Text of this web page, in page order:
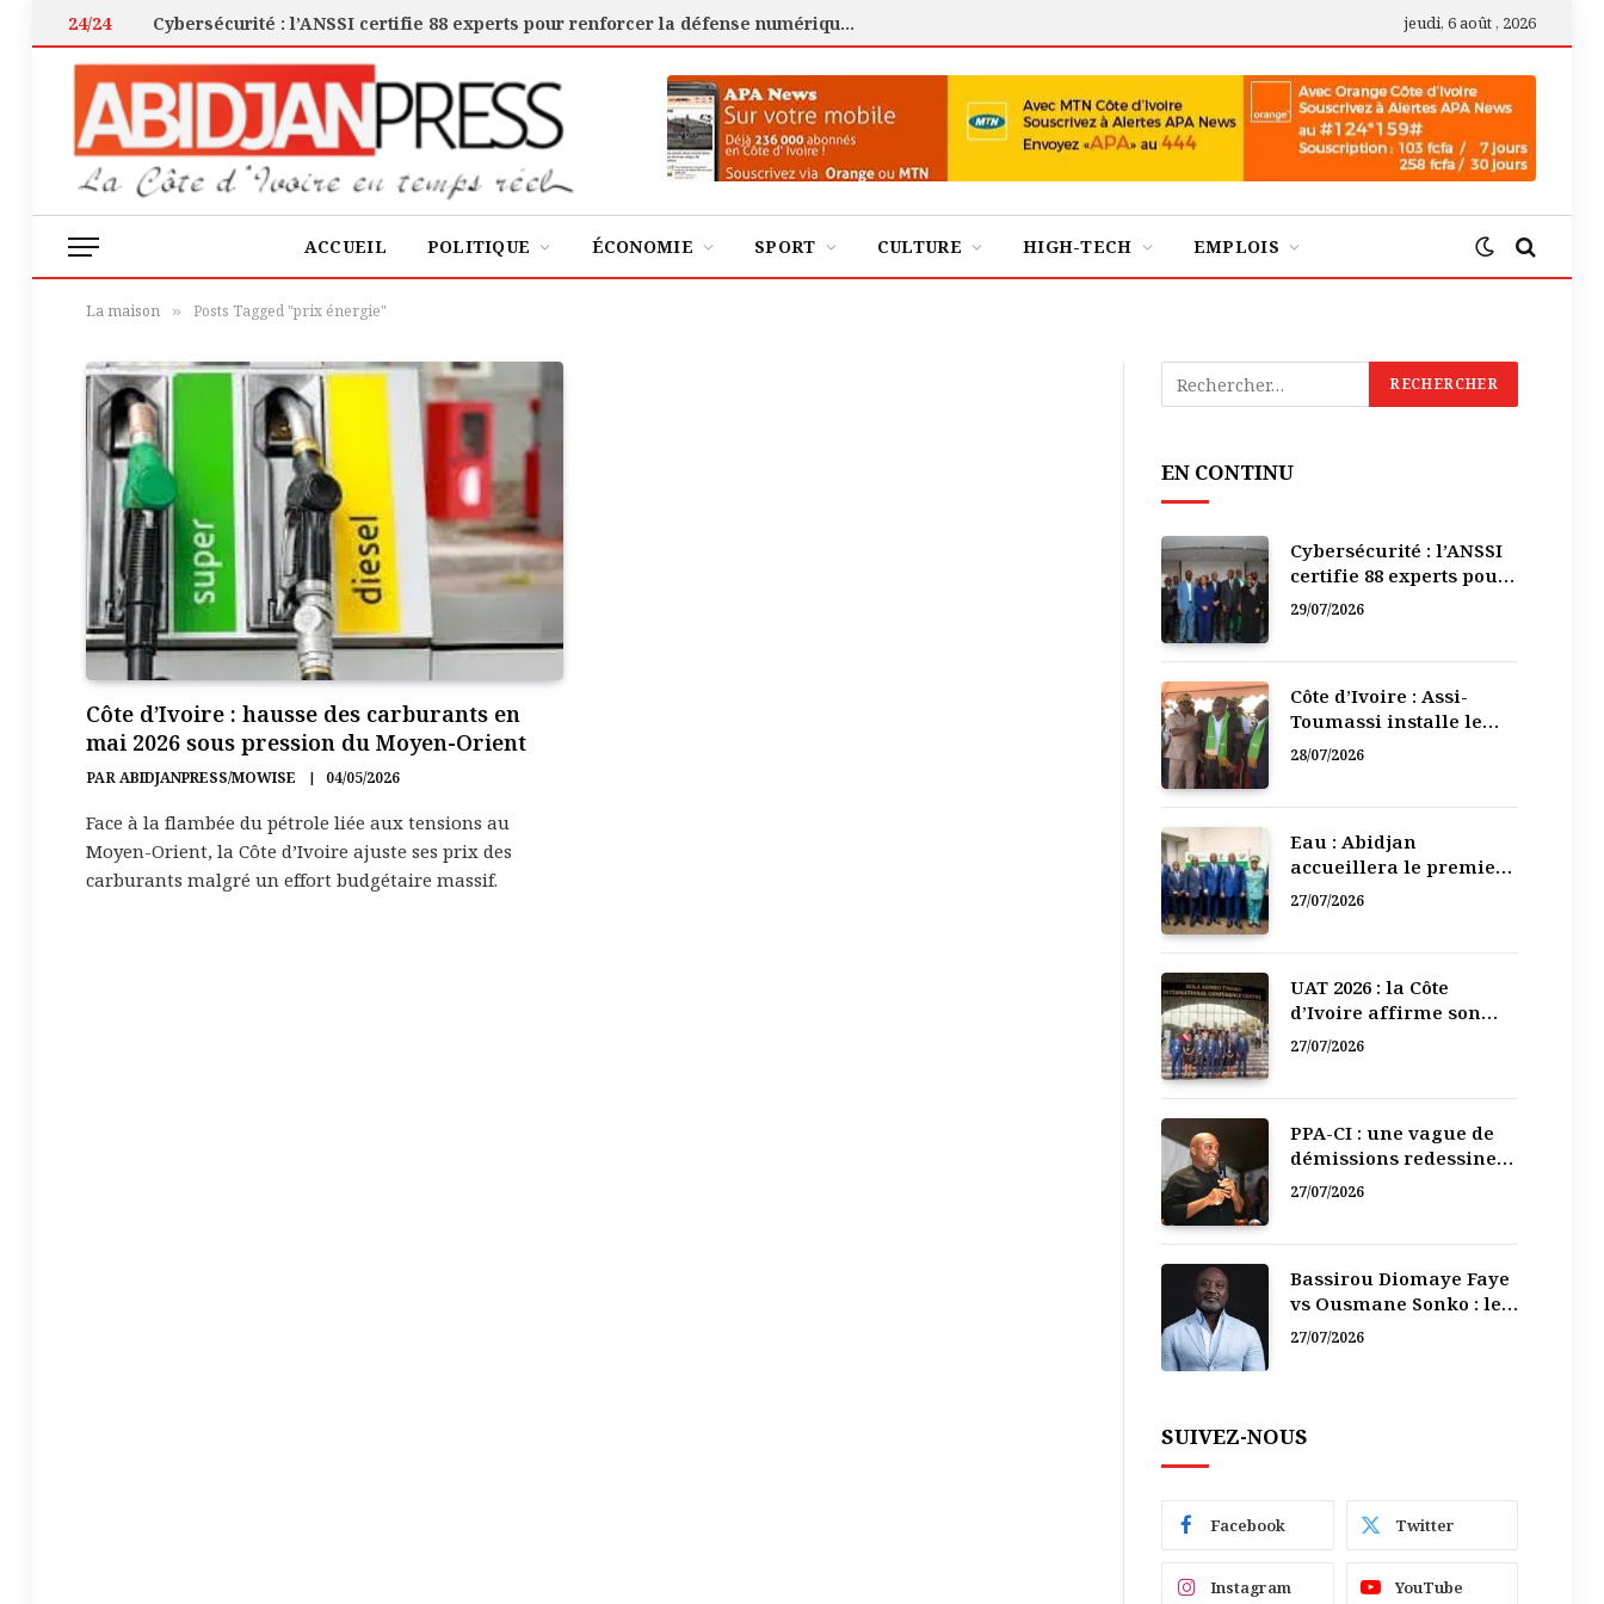
24/24 Cybersécurité : l’ANSSI certifie 88 experts pour renforcer la défense numérique de la Côte d’Ivoire jeudi, 6 août , 2026
ACCUEIL POLITIQUE ÉCONOMIE SPORT CULTURE HIGH-TECH EMPLOIS
La maison » Posts Tagged "prix énergie"
Côte d’Ivoire : hausse des carburants en
mai 2026 sous pression du Moyen-Orient
PARABIDJANPRESS/MOWISE 04/05/2026
Face à la flambée du pétrole liée aux tensions au
Moyen-Orient, la Côte d’Ivoire ajuste ses prix des
carburants malgré un effort budgétaire massif.
EN CONTINU
Cybersécurité : l’ANSSI
certifie 88 experts pour
renforcer la défense
29/07/2026
Côte d’Ivoire : Assi-
Toumassi installe le
bureau exécutif de sa
28/07/2026
Eau : Abidjan
accueillera le premier
Forum régional de
27/07/2026
UAT 2026 : la Côte
d’Ivoire affirme son
leadership numérique
27/07/2026
PPA-CI : une vague de
démissions redessine
la recomposition
27/07/2026
Bassirou Diomaye Faye
vs Ousmane Sonko : le
vacarme du pouvoir ne
27/07/2026
SUIVEZ-NOUS
Facebook Twitter
Instagram YouTube